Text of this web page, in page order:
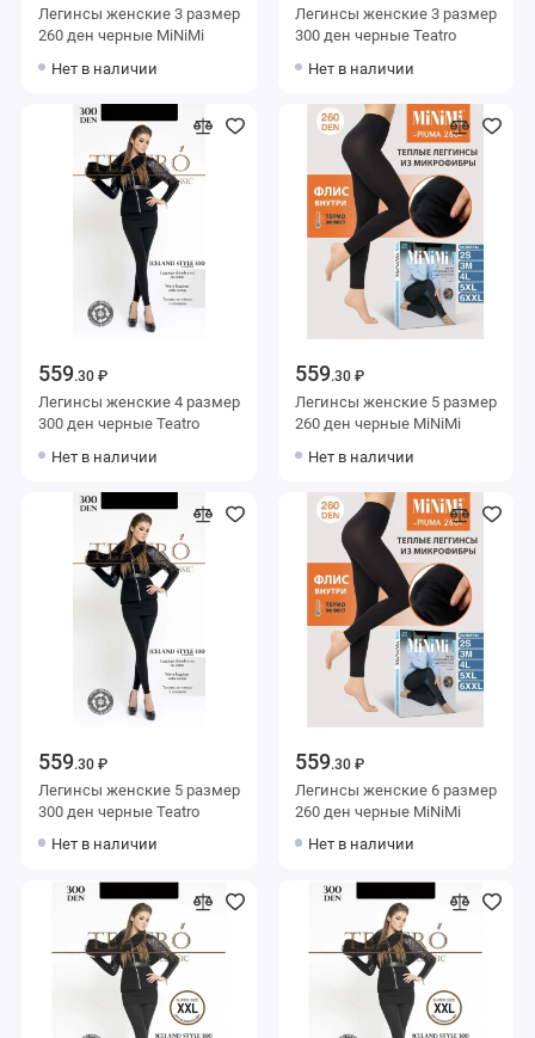
Легинсы женские 3 размер
260 ден черные MiNiMi
Нет в наличии
Легинсы женские 3 размер
300 ден черные Teatro
Нет в наличии
559.30 ₽
Легинсы женские 4 размер
300 ден черные Teatro
Нет в наличии
559.30 ₽
Легинсы женские 5 размер
260 ден черные MiNiMi
Нет в наличии
559.30 ₽
Легинсы женские 5 размер
300 ден черные Teatro
Нет в наличии
559.30 ₽
Легинсы женские 6 размер
260 ден черные MiNiMi
Нет в наличии